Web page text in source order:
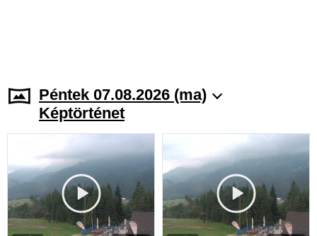
Péntek 07.08.2026 (ma)
Képtörténet